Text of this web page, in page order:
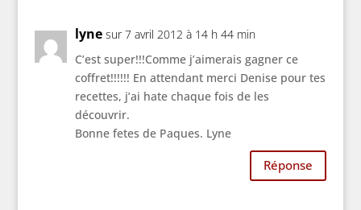
lyne sur 7 avril 2012 à 14 h 44 min
C’est super!!!Comme j’aimerais gagner ce
coffret!!!!!! En attendant merci Denise pour tes
recettes, j’ai hate chaque fois de les
découvrir.
Bonne fetes de Paques. Lyne
Réponse